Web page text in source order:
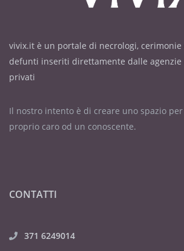
vivix.it è un portale di necrologi,
defunti inseriti direttamente dalle
privati
Il nostro intento è di creare uno spazio
proprio caro od un conoscente.
CONTATTI
371 6249014